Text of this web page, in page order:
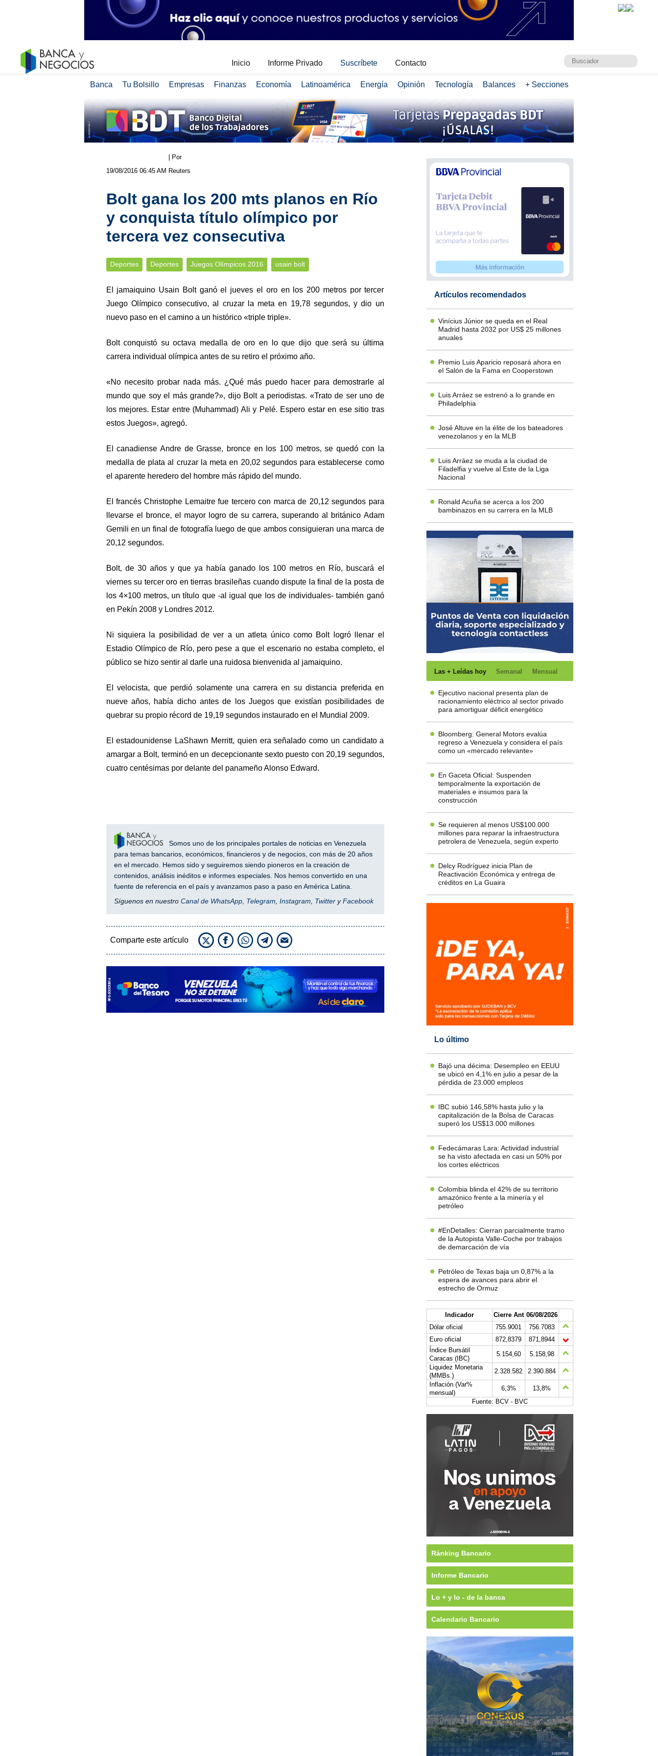
Inicio Informe Privado Suscríbete Contacto
Banca Tu Bolsillo Empresas Finanzas Economía Latinoamérica Energía Opinión Tecnología Balances + Secciones
19/08/2016 06:45 AM
| Por
Reuters
Bolt gana los 200 mts planos en Río
y conquista título olímpico por
tercera vez consecutiva
Deportes Deportes Juegos Olímpicos 2016 usain bolt
El jamaiquino Usain Bolt ganó el jueves el oro en los 200 metros por tercer
Juego Olímpico consecutivo, al cruzar la meta en 19,78 segundos, y dio un
nuevo paso en el camino a un histórico «triple triple».
Bolt conquistó su octava medalla de oro en lo que dijo que será su última
carrera individual olímpica antes de su retiro el próximo año.
«No necesito probar nada más. ¿Qué más puedo hacer para demostrarle al
mundo que soy el más grande?», dijo Bolt a periodistas. «Trato de ser uno de
los mejores. Estar entre (Muhammad) Ali y Pelé. Espero estar en ese sitio tras
estos Juegos», agregó.
El canadiense Andre de Grasse, bronce en los 100 metros, se quedó con la
medalla de plata al cruzar la meta en 20,02 segundos para establecerse como
el aparente heredero del hombre más rápido del mundo.
El francés Christophe Lemaitre fue tercero con marca de 20,12 segundos para
llevarse el bronce, el mayor logro de su carrera, superando al británico Adam
Gemili en un final de fotografía luego de que ambos consiguieran una marca de
20,12 segundos.
Bolt, de 30 años y que ya había ganado los 100 metros en Río, buscará el
viernes su tercer oro en tierras brasileñas cuando dispute la final de la posta de
los 4×100 metros, un título que -al igual que los de individuales- también ganó
en Pekín 2008 y Londres 2012.
Ni siquiera la posibilidad de ver a un atleta único como Bolt logró llenar el
Estadio Olímpico de Río, pero pese a que el escenario no estaba completo, el
público se hizo sentir al darle una ruidosa bienvenida al jamaiquino.
El velocista, que perdió solamente una carrera en su distancia preferida en
nueve años, había dicho antes de los Juegos que existían posibilidades de
quebrar su propio récord de 19,19 segundos instaurado en el Mundial 2009.
El estadounidense LaShawn Merritt, quien era señalado como un candidato a
amargar a Bolt, terminó en un decepcionante sexto puesto con 20,19 segundos,
cuatro centésimas por delante del panameño Alonso Edward.
Somos uno de los principales portales de noticias en Venezuela
para temas bancarios, económicos, financieros y de negocios, con más de 20 años
en el mercado. Hemos sido y seguiremos siendo pioneros en la creación de
contenidos, análisis inéditos e informes especiales. Nos hemos convertido en una
fuente de referencia en el país y avanzamos paso a paso en América Latina.
Síguenos en nuestro Canal de WhatsApp, Telegram, Instagram, TwitteryFacebook
Comparte este artículo
Artículos recomendados
Vinícius Júnior se queda en el Real
Madrid hasta 2032 por US$ 25 millones
anuales
Premio Luis Aparicio reposará ahora en
el Salón de la Fama en Cooperstown
Luis Arráez se estrenó a lo grande en
Philadelphia
José Altuve en la élite de los bateadores
venezolanos y en la MLB
Luis Arráez se muda a la ciudad de
Filadelfia y vuelve al Este de la Liga
Nacional
Ronald Acuña se acerca a los 200
bambinazos en su carrera en la MLB
Las + Leídas hoy Semanal Mensual
Ejecutivo nacional presenta plan de
racionamiento eléctrico al sector privado
para amortiguar déficit energético
Bloomberg: General Motors evalúa
regreso a Venezuela y considera el país
como un «mercado relevante»
En Gaceta Oficial: Suspenden
temporalmente la exportación de
materiales e insumos para la
construcción
Se requieren al menos US$100.000
millones para reparar la infraestructura
petrolera de Venezuela, según experto
Delcy Rodríguez inicia Plan de
Reactivación Económica y entrega de
créditos en La Guaira
Lo último
Bajó una décima: Desempleo en EEUU
se ubicó en 4,1% en julio a pesar de la
pérdida de 23.000 empleos
IBC subió 146,58% hasta julio y la
capitalización de la Bolsa de Caracas
superó los US$13.000 millones
Fedecámaras Lara: Actividad industrial
se ha visto afectada en casi un 50% por
los cortes eléctricos
Colombia blinda el 42% de su territorio
amazónico frente a la minería y el
petróleo
#EnDetalles: Cierran parcialmente tramo
de la Autopista Valle-Coche por trabajos
de demarcación de vía
Petróleo de Texas baja un 0,87% a la
espera de avances para abrir el
estrecho de Ormuz
Indicador Cierre Ant 06/08/2026
Dólar oficial
755.9001
756.7083
Euro oficial
872,8379
871,8944
Índice Bursátil
Caracas (IBC)
5.154,60
5.158,98
Liquidez Monetaria
(MMBs.)
2.328.582
2.390.884
Inflación (Var%
mensual)
6,3%
13,8%
Fuente: BCV - BVC
Ránking Bancario
Informe Bancario
Lo + y lo - de la banca
Calendario Bancario